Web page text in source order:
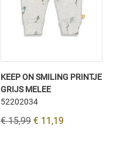
KEEP ON SMILING PRINTJE
GRIJS MELEE
52202034
€ 15,99 € 11,19